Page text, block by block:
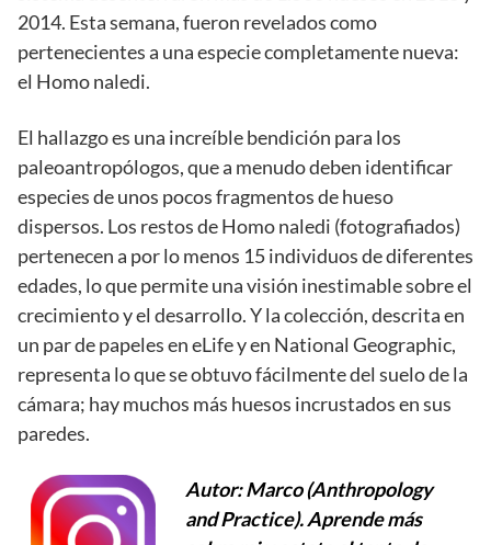
2014. Esta semana, fueron revelados como
pertenecientes a una especie completamente nueva:
el Homo naledi.
El hallazgo es una increíble bendición para los
paleoantropólogos, que a menudo deben identificar
especies de unos pocos fragmentos de hueso
dispersos. Los restos de Homo naledi (fotografiados)
pertenecen a por lo menos 15 individuos de diferentes
edades, lo que permite una visión inestimable sobre el
crecimiento y el desarrollo. Y la colección, descrita en
un par de papeles en eLife y en National Geographic,
representa lo que se obtuvo fácilmente del suelo de la
cámara; hay muchos más huesos incrustados en sus
paredes.
Autor: Marco (Anthropology
and Practice). Aprende más